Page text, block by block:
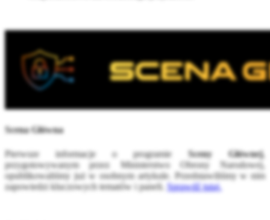
Scena Główna
Pierwsze informacje o programie Sceny Głównej,
przygotowywanym przez Ministerstwo Obrony Narodowej,
opublikowaliśmy już w osobnym artykule. Przedstawiliśmy w nim
zapowiedzi kluczowych tematów i paneli. Sprawdź tutaj.